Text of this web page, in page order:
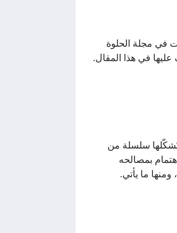
في مجلة الحلوة
في هذا المقال.
سلسلة من
بمصالحه
ما يأتي.